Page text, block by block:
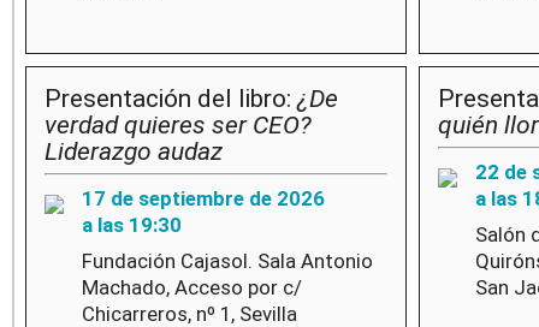
Presentación del libro:¿De
verdad quieres ser CEO?
Liderazgo audaz
17 de septiembre de 2026
a las 19:30
Fundación Cajasol. Sala Antonio
Machado, Acceso por c/
Chicarreros, nº 1, Sevilla
quién
22 de
a las
Salón
San